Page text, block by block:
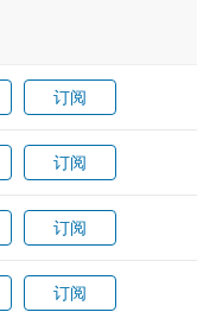
订阅
订阅
订阅
订阅